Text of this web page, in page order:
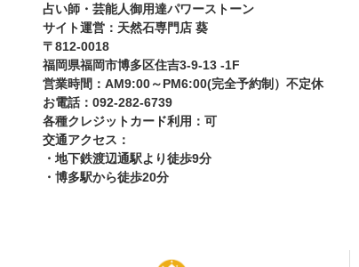
占い師・芸能人御用達パワーストーン
サイト運営：天然石専門店 葵
〒812-0018
福岡県福岡市博多区住吉3-9-13 -1F
営業時間：AM9:00～PM6:00(完全予約制）不定休
お電話：092-282-6739
各種クレジットカード利用：可
交通アクセス：
・地下鉄渡辺通駅より徒歩9分
・博多駅から徒歩20分